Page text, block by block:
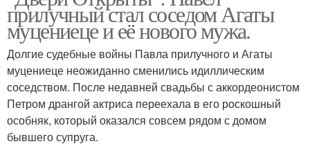
прилучный стал соседом Агаты
муцениеце и её нового мужа.
Долгие судебные войны Павла прилучного и Агаты
муцениеце неожиданно сменились идиллическим
соседством. После недавней свадьбы с аккордеонистом
Петром дрангой актриса переехала в его роскошный
особняк, который оказался совсем рядом с домом
бывшего супруга.